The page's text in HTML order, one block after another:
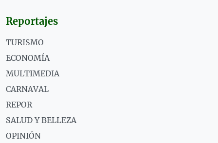
Reportajes
TURISMO
ECONOMÍA
MULTIMEDIA
CARNAVAL
REPOR
SALUD Y BELLEZA
OPINIÓN